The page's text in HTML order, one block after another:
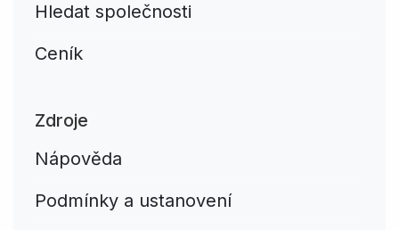
Hledat společnosti
Ceník
Zdroje
Nápověda
Podmínky a ustanovení